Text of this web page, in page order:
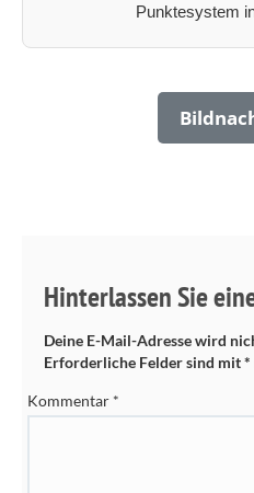
Punktesystem
Hinterlassen Sie
Deine E-Mail-Adresse wird
Erforderliche Felder sind mit*
Kommentar *